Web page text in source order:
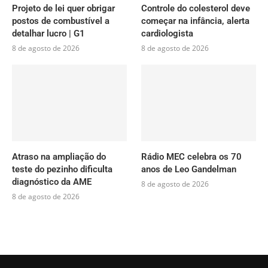
Projeto de lei quer obrigar
postos de combustível a
detalhar lucro | G1
8 de agosto de 2026
Controle do colesterol deve
começar na infância, alerta
cardiologista
8 de agosto de 2026
Atraso na ampliação do
teste do pezinho dificulta
diagnóstico da AME
8 de agosto de 2026
Rádio MEC celebra os 70
anos de Leo Gandelman
8 de agosto de 2026